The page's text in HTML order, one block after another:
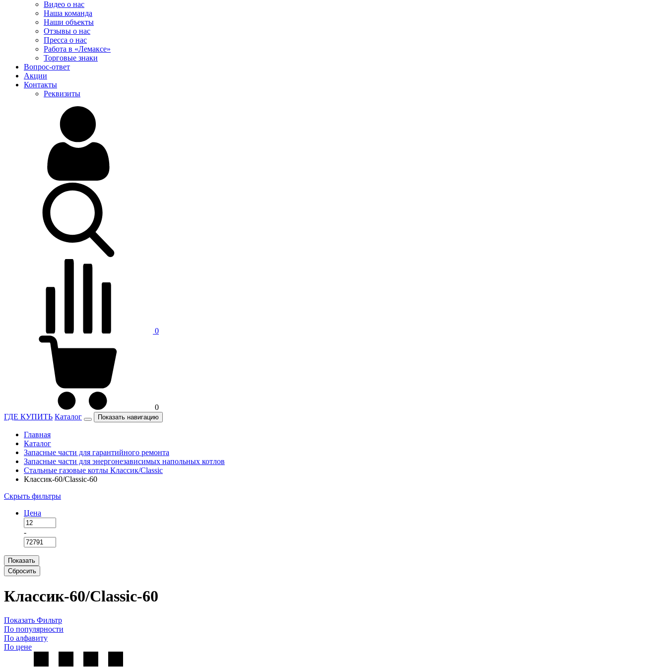
Видео о нас
Наша команда
Наши объекты
Отзывы о нас
Пресса о нас
Работа в «Лемаксе»
Торговые знаки
Вопрос-ответ
Акции
Контакты
Реквизиты
0
0
ГДЕ КУПИТЬ Каталог Показать навигацию
Главная
Каталог
Запасные части для гарантийного ремонта
Запасные части для энергонезависимых напольных котлов
Стальные газовые котлы Классик/Classic
Классик-60/Classic-60
Скрыть фильтры
Цена
-
Показать
Сбросить
Классик-60/Classic-60
Показать Фильтр
По популярности
По алфавиту
По цене